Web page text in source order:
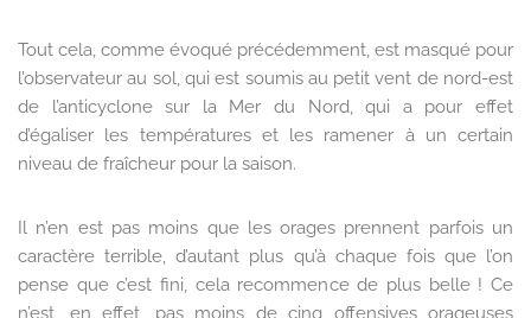
Tout cela, comme évoqué précédemment, est masqué pour
l’observateur au sol, qui est soumis au petit vent de nord-est
de l’anticyclone sur la Mer du Nord, qui a pour effet
d’égaliser les températures et les ramener à un certain
niveau de fraîcheur pour la saison.
Il n’en est pas moins que les orages prennent parfois un
caractère terrible, d’autant plus qu’à chaque fois que l’on
pense que c’est fini, cela recommence de plus belle ! Ce
n’est, en effet, pas moins de cinq offensives orageuses